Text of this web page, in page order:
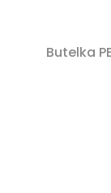
Butelka